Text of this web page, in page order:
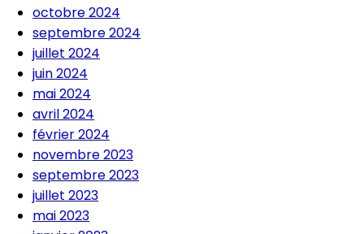
octobre 2024
septembre 2024
juillet 2024
juin 2024
mai 2024
avril 2024
février 2024
novembre 2023
septembre 2023
juillet 2023
mai 2023